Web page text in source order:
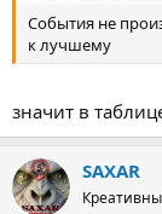
События не
к лучшему
значит в
SAXAR